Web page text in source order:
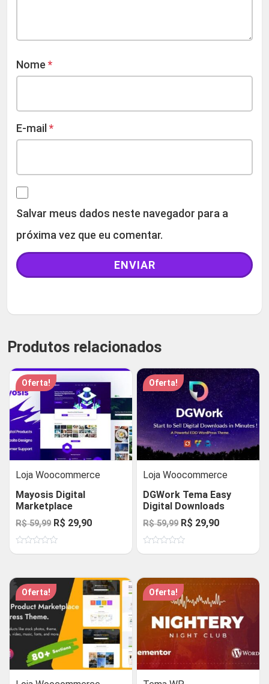
Nome *
E-mail *
Salvar meus dados neste navegador para a
próxima vez que eu comentar.
Produtos relacionados
Oferta!
Loja Woocommerce
Mayosis Digital
Marketplace
R$59,99 O
preço
original
R$ 59,99.
R$ 29,90O
atual
R$ 29,90.
Oferta!
Loja Woocommerce
DGWork Tema Easy
Digital Downloads
R$59,99 O
preço
original
R$ 59,99.
R$ 29,90O
atual
R$ 29,90.
Oferta! Oferta!